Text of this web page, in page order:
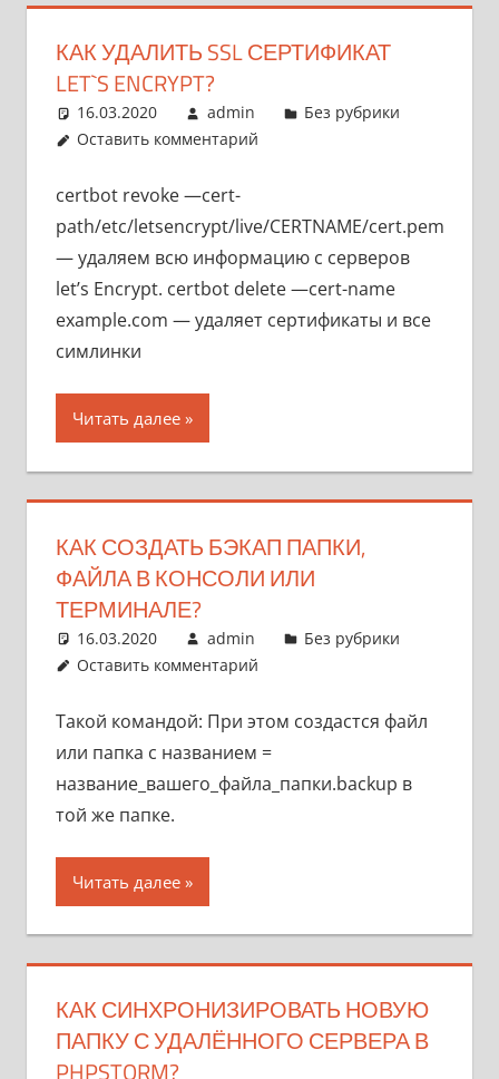
КАК УДАЛИТЬ SSL СЕРТИФИКАТ
LET`S ENCRYPT?
16.03.2020 admin
Без рубрики
Оставить комментарий
certbot revoke —cert-
path/etc/letsencrypt/live/CERTNAME/cert.pem
— удаляем всю информацию с серверов
let’s Encrypt. certbot delete —cert-name
example.com — удаляет сертификаты и все
симлинки
Читать далее
КАК СОЗДАТЬ БЭКАП ПАПКИ,
ФАЙЛА В КОНСОЛИ ИЛИ
ТЕРМИНАЛЕ?
16.03.2020 admin
Без рубрики
Оставить комментарий
Такой командой: При этом создастся файл
или папка с названием =
название_вашего_файла_папки.backup в
той же папке.
Читать далее
КАК СИНХРОНИЗИРОВАТЬ НОВУЮ
ПАПКУ С УДАЛЁННОГО СЕРВЕРА В
PHPSTORM?